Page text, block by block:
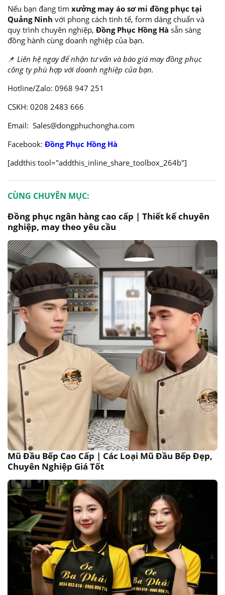
Nếu bạn đang tìm xưởng may áo sơ mi đồng phục tại
Quảng Ninh với phong cách tinh tế, form dáng chuẩn và
quy trình chuyên nghiệp, Đồng Phục Hồng Hà sẵn sàng
đồng hành cùng doanh nghiệp của bạn.
📌 Liên hệ ngay để nhận tư vấn và báo giá may đồng phục
công ty phù hợp với doanh nghiệp của bạn.
Hotline/Zalo: 0968 947 251
CSKH: 0208 2483 666
Email: Sales@dongphuchongha.com
Facebook: Đồng Phục Hồng Hà
[addthis tool="addthis_inline_share_toolbox_264b"]
CÙNG CHUYÊN MỤC:
Đồng phục ngân hàng cao cấp | Thiết kế chuyên
nghiệp, may theo yêu cầu
Mũ Đầu Bếp Cao Cấp | Các Loại Mũ Đầu Bếp Đẹp,
Chuyên Nghiệp Giá Tốt